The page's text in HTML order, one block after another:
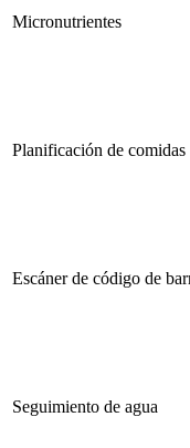
Micronutrientes
Planificación de comidas
Escáner de código de
Seguimiento de agua